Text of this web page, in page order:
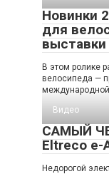
Новинки
для
выставки
В этом ролике
велосипеда —
Видео
САМЫЙ
Eltreco e-
Недорогой